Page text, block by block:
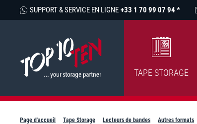
SUPPORT & SERVICE EN LIGNE +33 1 70 99 07 94 *
TAPE STORAGE
Page d'accueil Tape Storage Lecteurs de bandes Autres formats